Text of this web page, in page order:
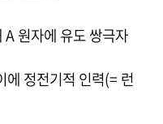
원자에 유도 쌍극자
정전기적 인력(= 런